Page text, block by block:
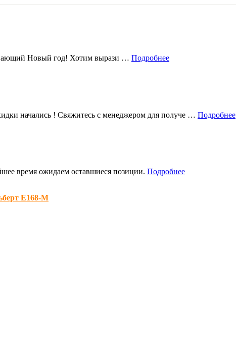
Новый год! Хотим вырази … Подробнее
начались ! Свяжитесь с менеджером для получе … Подробнее
время ожидаем оставшиеся позиции. Подробнее
E168-M